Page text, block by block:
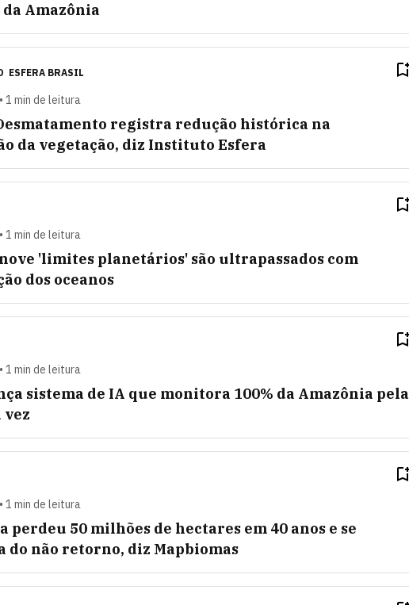
Amazônia
ESFERA BRASIL
1 min de leitura
registra redução histórica na
da vegetação, diz Instituto Esfera
1 min de leitura
'limites planetários' são ultrapassados com
dos oceanos
1 min de leitura
sistema de IA que monitora 100% da Amazônia pela
1 min de leitura
perdeu 50 milhões de hectares em 40 anos e se
do não retorno, diz Mapbiomas